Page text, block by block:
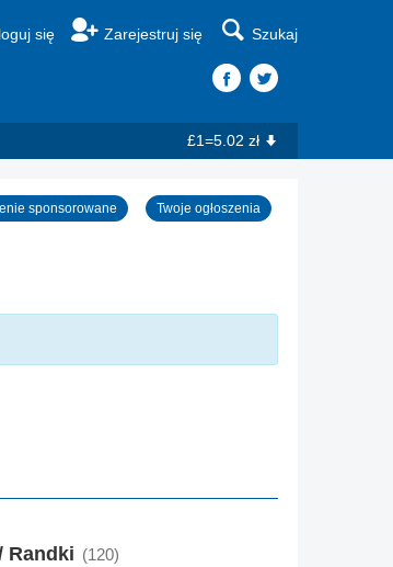
się Zarejestruj się Szukaj
£1=5.02 zł
sponsorowane Twoje ogłoszenia
Randki (120)